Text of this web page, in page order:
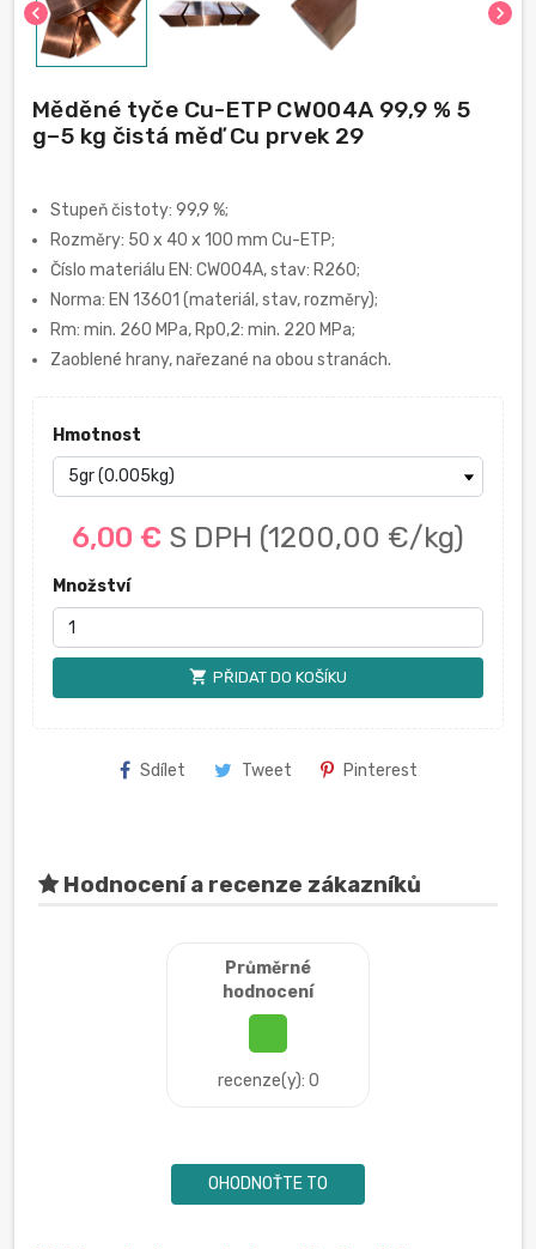
chevron_left chevron_right
Měděné tyče Cu-ETP CW004A 99,9 % 5
g–5 kg čistá měď Cu prvek 29
Stupeň čistoty: 99,9 %;
Rozměry: 50 x 40 x 100 mm Cu-ETP;
Číslo materiálu EN: CW004A, stav: R260;
Norma: EN 13601 (materiál, stav, rozměry);
Rm: min. 260 MPa, Rp0,2: min. 220 MPa;
Zaoblené hrany, nařezané na obou stranách.
Hmotnost
6,00 € S DPH (1200,00 €/kg)
Množství
shopping_cart PŘIDAT DO KOŠÍKU
Sdílet Tweet Pinterest
Hodnocení a recenze zákazníků
Průměrné
hodnocení
recenze(y): 0
OHODNOŤTE TO